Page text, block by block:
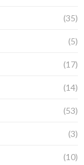
(35)
(5)
(17)
(14)
(53)
(3)
(10)